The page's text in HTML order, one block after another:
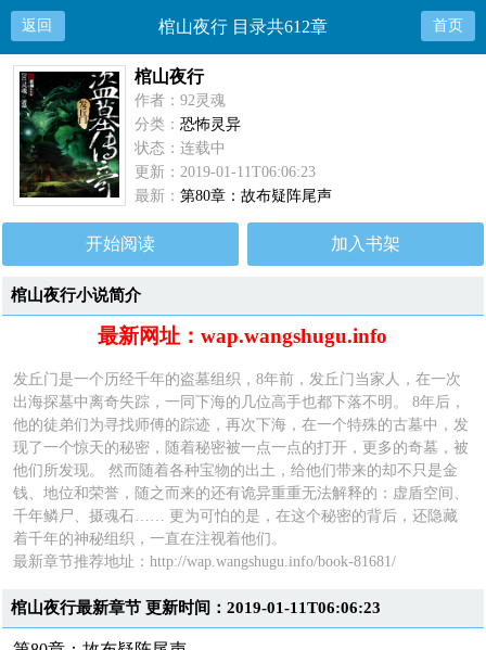
返回 棺山夜行 目录共612章 首页
棺山夜行
作者：92灵魂
分类：恐怖灵异
状态：连载中
更新：2019-01-11T06:06:23
最新：第80章：故布疑阵尾声
开始阅读 加入书架
棺山夜行小说简介
最新网址：wap.wangshugu.info
发丘门是一个历经千年的盗墓组织，8年前，发丘门当家人，在一次
出海探墓中离奇失踪，一同下海的几位高手也都下落不明。 8年后，
他的徒弟们为寻找师傅的踪迹，再次下海，在一个特殊的古墓中，发
现了一个惊天的秘密，随着秘密被一点一点的打开，更多的奇墓，被
他们所发现。 然而随着各种宝物的出土，给他们带来的却不只是金
钱、地位和荣誉，随之而来的还有诡异重重无法解释的：虚盾空间、
千年鳞尸、摄魂石…… 更为可怕的是，在这个秘密的背后，还隐藏
着千年的神秘组织，一直在注视着他们。
最新章节推荐地址：http://wap.wangshugu.info/book-81681/
棺山夜行最新章节 更新时间：2019-01-11T06:06:23